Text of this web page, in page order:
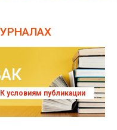
К условиям публикации